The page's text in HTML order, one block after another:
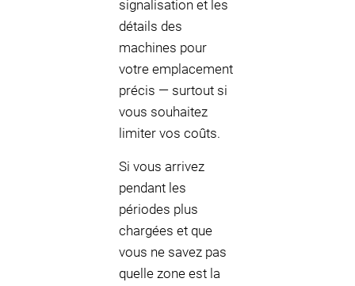
signalisation et les
détails des
machines pour
votre emplacement
précis — surtout si
vous souhaitez
limiter vos coûts.
Si vous arrivez
pendant les
périodes plus
chargées et que
vous ne savez pas
quelle zone est la